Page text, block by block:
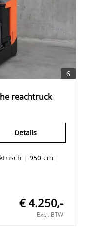
6
reachtruck
Details
| 950 cm |
€ 4.250,-
Excl. BTW